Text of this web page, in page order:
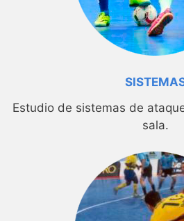
Estudio de sistemas de
sala.